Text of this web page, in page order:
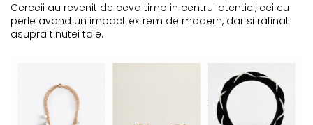
Cerceii au revenit de ceva timp in centrul atentiei, cei cu
perle avand un impact extrem de modern, dar si rafinat
asupra tinutei tale.